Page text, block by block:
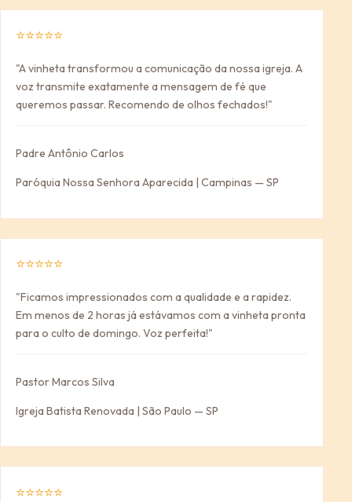
⭐⭐⭐⭐⭐
"A vinheta transformou a comunicação da nossa igreja. A
voz transmite exatamente a mensagem de fé que
queremos passar. Recomendo de olhos fechados!"
Padre Antônio Carlos
Paróquia Nossa Senhora Aparecida | Campinas — SP
⭐⭐⭐⭐⭐
"Ficamos impressionados com a qualidade e a rapidez.
Em menos de 2 horas já estávamos com a vinheta pronta
para o culto de domingo. Voz perfeita!"
Pastor Marcos Silva
Igreja Batista Renovada | São Paulo — SP
⭐⭐⭐⭐⭐